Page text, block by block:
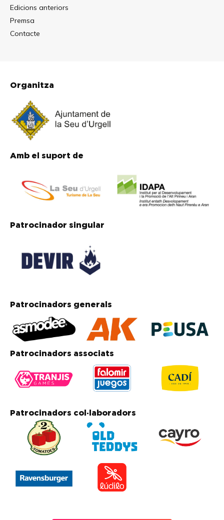
Edicions anteriors
Premsa
Contacte
Organitza
Amb el suport de
Patrocinador singular
Patrocinadors generals
Patrocinadors associats
Patrocinadors col·laboradors